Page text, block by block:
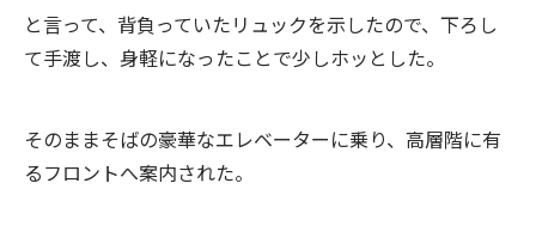
と言って、背負っていたリュックを示したので、下ろし
て手渡し、身軽になったことで少しホッとした。
そのままそばの豪華なエレベーターに乗り、高層階に有
るフロントへ案内された。